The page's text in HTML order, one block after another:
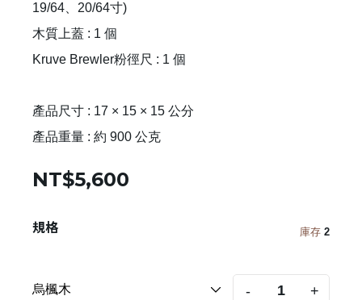
19/64、20/64寸)
木質上蓋 : 1 個
Kruve Brewler粉徑尺 : 1 個
產品尺寸 : 17 × 15 × 15 公分
產品重量 : 約 900 公克
NT$5,600
規格 庫存 2
- +